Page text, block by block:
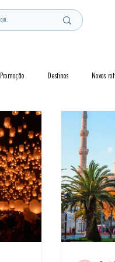
Promoção Destinos Novos
Dicas